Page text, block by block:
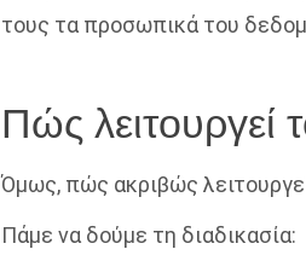
τους τα προσωπικά του
Πώς λειτουργεί
Όμως, πώς ακριβώς
Πάμε να δούμε τη διαδικασία: